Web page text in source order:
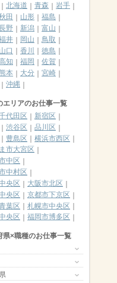
北海道 青森
岩手
田 山形
福島
野 新潟
富山
井 岡山
鳥取
山口 香川
徳島
知 福岡
佐賀
本 大分
宮崎
沖縄
エリアのお仕事一覧
代田区
新宿区
渋谷区
品川区
豊島区
横浜市西区
市大宮区
中区
中村区
央区
大阪市北区
央区
京都市下京区
葉区
札幌市中央区
央区
福岡市博多区
県×職種のお仕事一覧